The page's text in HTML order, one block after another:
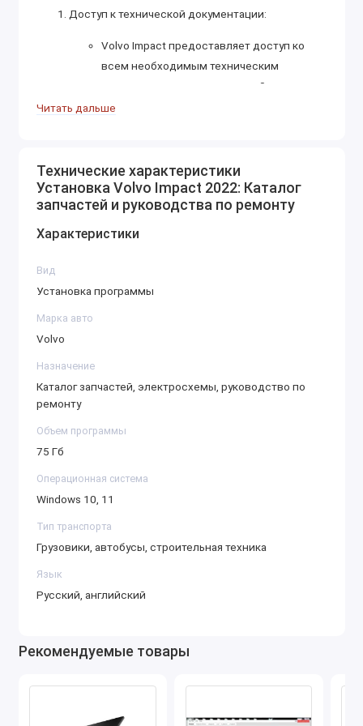
Доступ к технической документации:
Volvo Impact предоставляет доступ ко
всем необходимым техническим
документам для всех моделей
грузовиков, автобусов, строительной
по ремонту, эксплуатационные
инструкции, а также документацию для
проведения обслуживания.
системами и электроникой.
диагностики неисправностей, включая
безопасности.
Специалисты могут получить
рекомендации по тестированию и
ремонту различных компонентов техники
Схемы и электрические соединения:
проводки, подключения датчиков и
для проведения ремонта и замены
Читать дальше
Технические характеристики
Установка Volvo Impact 2022: Каталог
запчастей и руководства по ремонту
Характеристики
Вид
Установка программы
Марка авто
Volvo
Назначение
Каталог запчастей, электросхемы, руководство по
ремонту
Объем программы
75 Гб
Операционная система
Windows 10, 11
Тип транспорта
Грузовики, автобусы, строительная техника
Язык
Русский, английский
Рекомендуемые товары